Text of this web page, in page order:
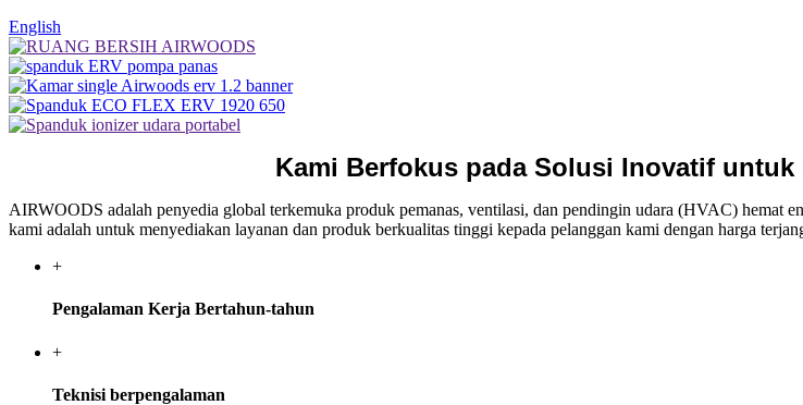
English
Kami Berfokus pada Solusi Inovatif untuk
AIRWOODS adalah penyedia global terkemuka produk pemanas, ventilasi, dan pendingin udara (HVAC) hemat
kami adalah untuk menyediakan layanan dan produk berkualitas tinggi kepada pelanggan kami dengan harga
+
Pengalaman Kerja Bertahun-tahun
+
Teknisi berpengalaman